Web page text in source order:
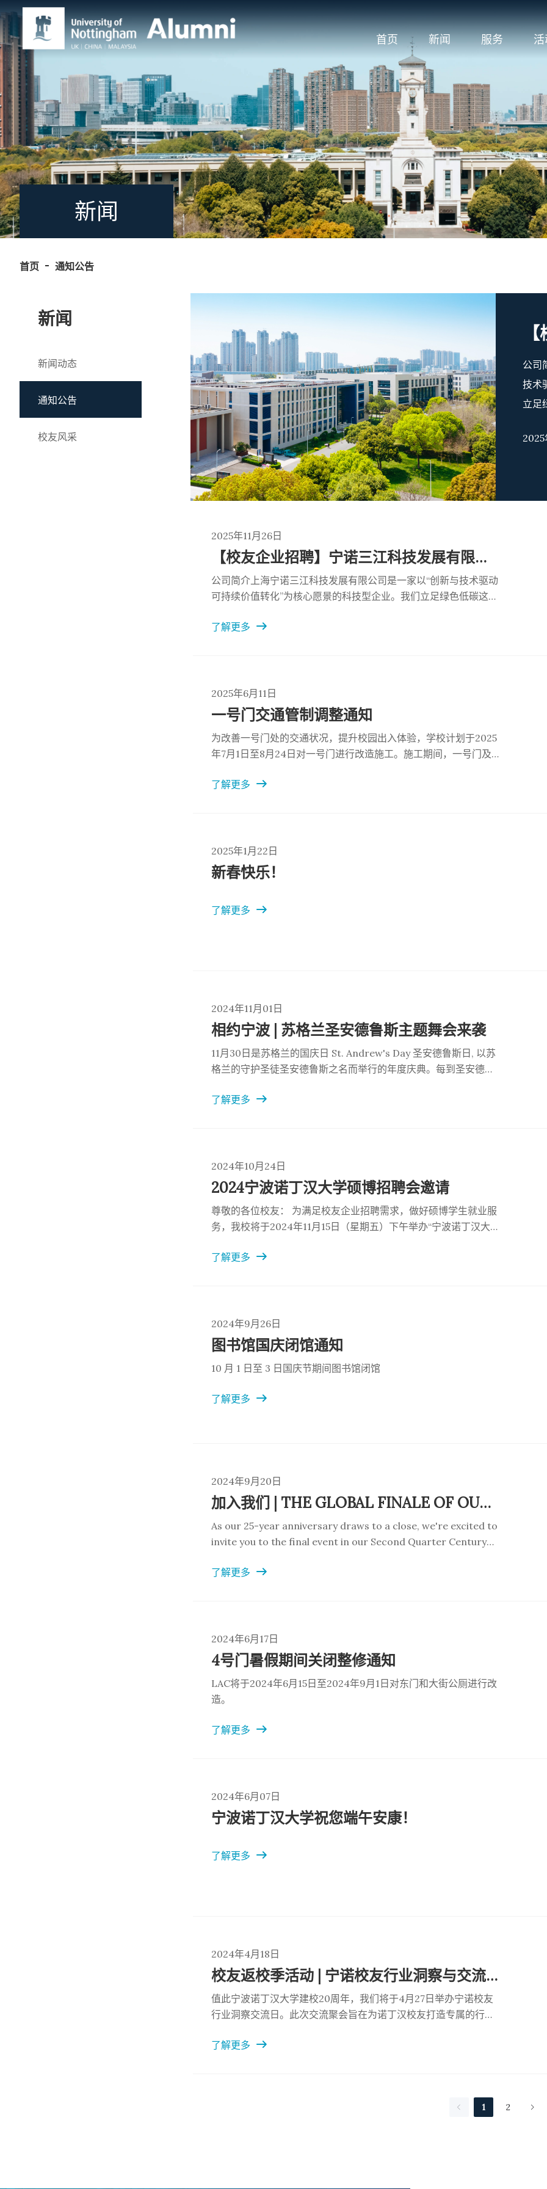
首页 新闻 服务
新闻
首页 通知公告
新闻
新闻动态
通知公告
校友风采
公司
技术
立足
土化
成果
2025
2025年11月26日
【校友企业招聘】宁诺三江科技发展有限公司现招聘人事行政经理（五年以上经验）
公司简介上海宁诺三江科技发展有限公司是一家以“创新与技术驱动
可持续价值转化”为核心愿景的科技型企业。我们立足绿色低碳这一
合。公司秉持国际化视野与本土化实践相结合的理念，一方面积极
打造具有全球影响力的科技赋能平台。在这一过程中，公司不仅致
力于成为推动区域产业升级与可持续发展的关键
了解更多
2025年6月11日
一号门交通管制调整通知
为改善一号门处的交通状况，提升校园出入体验，学校计划于2025
年7月1日至8月24日对一号门进行改造施工。施工期间，一号门及
整的正式通知，请密切关注后续更新。如有疑问，请联系安全保卫
了解更多
2025年1月22日
新春快乐！
了解更多
2024年11月01日
相约宁波 | 苏格兰圣安德鲁斯主题舞会来袭
11月30日是苏格兰的国庆日 St. Andrew's Day 圣安德鲁斯日, 以苏
格兰的守护圣徒圣安德鲁斯之名而举行的年度庆典。每到圣安德鲁
安德鲁斯庆祝活动由宁波诺丁汉大学赞助支持，我们特别为校友们
了解更多
2024年10月24日
2024宁波诺丁汉大学硕博招聘会邀请
尊敬的各位校友： 为满足校友企业招聘需求，做好硕博学生就业服
务，我校将于2024年11月15日（星期五）下午举办“宁波诺丁汉大
了解更多
2024年9月26日
图书馆国庆闭馆通知
10 月 1 日至 3 日国庆节期间图书馆闭馆
了解更多
2024年9月20日
加入我们 | THE GLOBAL FINALE OF OUR 25TH ANNIVERSARY IN OCTOBER
As our 25-year anniversary draws to a close, we're excited to
invite you to the final event in our Second Quarter Century
tri-campus Business School.
了解更多
2024年6月17日
4号门暑假期间关闭整修通知
LAC将于2024年6月15日至2024年9月1日对东门和大街公厕进行改
造。
了解更多
2024年6月07日
宁波诺丁汉大学祝您端午安康！
了解更多
2024年4月18日
校友返校季活动 | 宁诺校友行业洞察与交流日
值此宁波诺丁汉大学建校20周年，我们将于4月27日举办宁诺校友
行业洞察交流日。此次交流聚会旨在为诺丁汉校友打造专属的行业
识与经验的平台。 一起来参与！让我们聚焦行业，深入交流，共同
了解更多
1 2